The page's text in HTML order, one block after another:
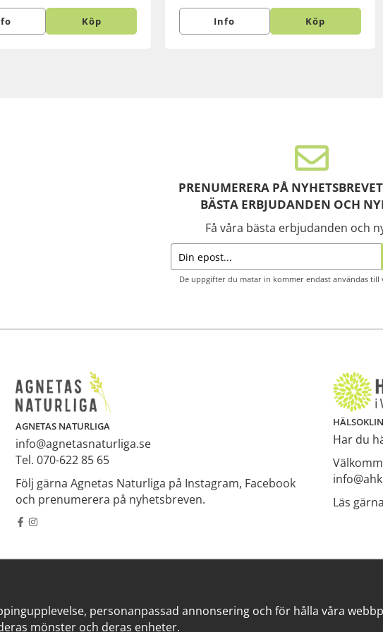
Köp Info Köp
PRENUMERERA PÅ
BÄSTA ERBJUDANDEN OCH
Få våra bästa erbjudanden och
De uppgifter du matar in kommer endast användas till
AGNETAS NATURLIGA
info@agnetasnaturliga.se
Tel. 070-622 85 65
Följ gärna Agnetas Naturliga på Instagram, Facebook
och prenumerera på nyhetsbreven.
Har du
Läs
personanpassad annonsering och för hålla våra
mönster och deras enheter.